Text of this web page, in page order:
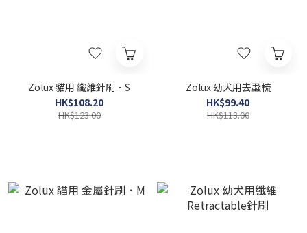
Zolux 貓用 纖維針刷．S
HK$108.20
HK$123.00
Zolux 幼犬用去蝨梳
HK$99.40
HK$113.00